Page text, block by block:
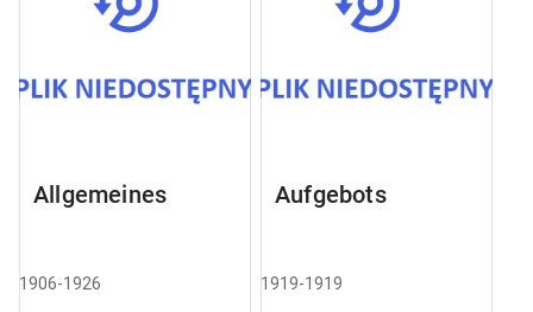
Allgemeines
1906-1926
Aufgebots
1919-1919